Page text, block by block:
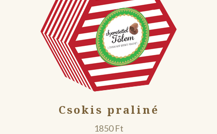
Csokis praliné
1850Ft